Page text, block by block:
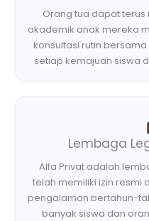
Orang tua dapat
akademik anak mereka
konsultasi rutin
setiap kemajuan siswa
Lembaga
Alfa Privat adalah
telah memiliki izin resmi
pengalaman bertahun-
banyak siswa dan